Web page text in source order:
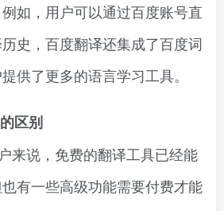
如，用户可以通过百度账号直
史，百度翻译还集成了百度词
供了更多的语言学习工具。
区别
来说，免费的翻译工具已经能
有一些高级功能需要付费才能